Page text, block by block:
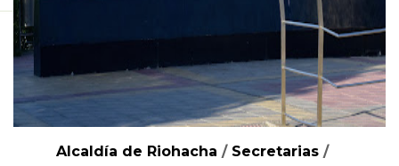
Alcaldía de Riohacha / Secretarias /